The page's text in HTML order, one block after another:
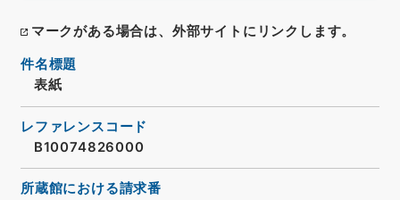
マークがある場合は、外部サイトにリンクします。
件名標題
表紙
レファレンスコード
B10074826000
所蔵館における請求番